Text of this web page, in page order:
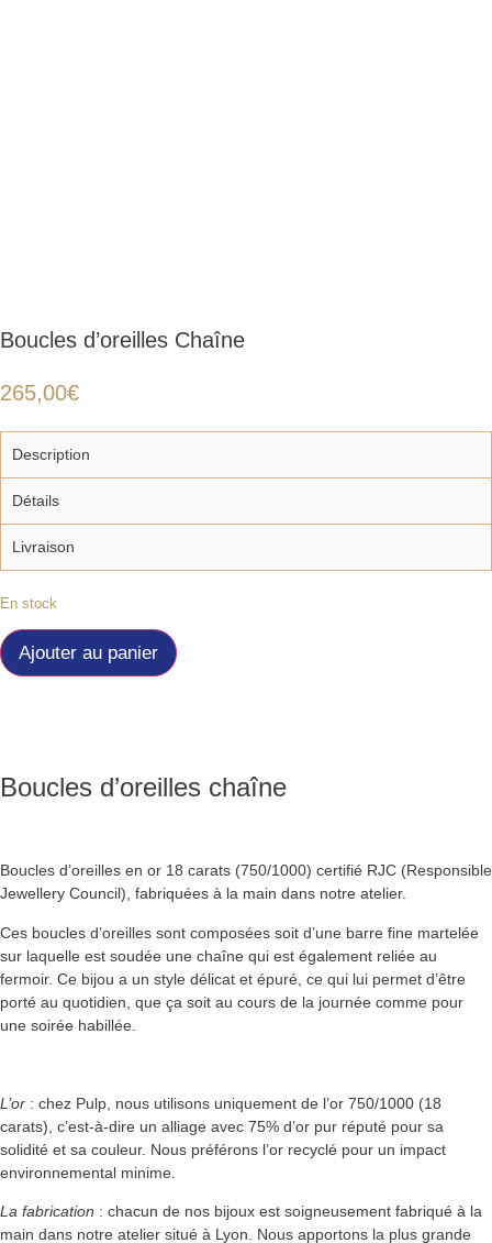
Boucles d’oreilles Chaîne
265,00€
Description
Détails
Livraison
En stock
quantité
de
Boucles
d'oreilles
Ajouter au panier
Boucles d’oreilles chaîne
Boucles d’oreilles en or 18 carats (750/1000) certifié RJC (Responsible
Jewellery Council), fabriquées à la main dans notre atelier.
Ces boucles d’oreilles sont composées soit d’une barre fine martelée
sur laquelle est soudée une chaîne qui est également reliée au
fermoir. Ce bijou a un style délicat et épuré, ce qui lui permet d’être
porté au quotidien, que ça soit au cours de la journée comme pour
une soirée habillée.
L’or : chez Pulp, nous utilisons uniquement de l’or 750/1000 (18
carats), c’est-à-dire un alliage avec 75% d’or pur réputé pour sa
solidité et sa couleur. Nous préférons l’or recyclé pour un impact
environnemental minime.
La fabrication : chacun de nos bijoux est soigneusement fabriqué à la
main dans notre atelier situé à Lyon. Nous apportons la plus grande